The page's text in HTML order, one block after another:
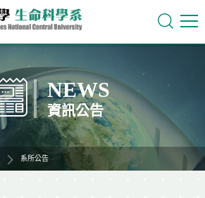
NEWS
資訊公告
系所公告